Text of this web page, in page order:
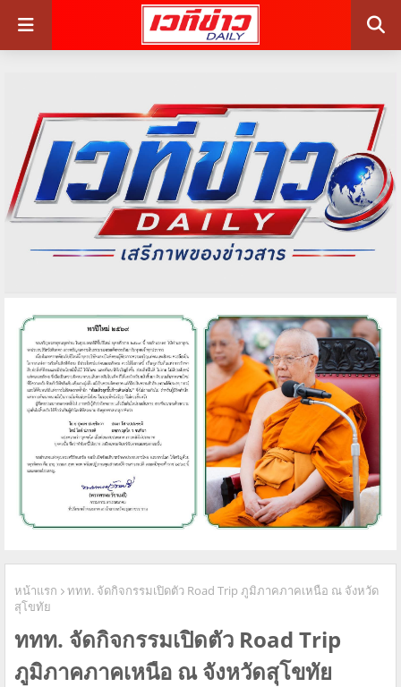
หน้าแรก
ททท. จัดกิจกรรมเปิดตัว Road Trip ภูมิภาคภาคเหนือ ณ จังหวัด
สุโขทัย
ททท. จัดกิจกรรมเปิดตัว Road Trip
ภูมิภาคภาคเหนือ ณ จังหวัดสุโขทัย